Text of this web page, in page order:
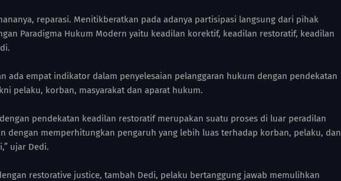
reparasi. Menitikberatkan pada adanya partisipasi langsung dari pihak
Paradigma Hukum Modern yaitu keadilan korektif, keadilan restoratif, keadilan
ada empat indikator dalam penyelesaian pelanggaran hukum dengan pendekatan
pelaku, korban, masyarakat dan aparat hukum.
pendekatan keadilan restoratif merupakan suatu proses di luar peradilan
dengan memperhitungkan pengaruh yang lebih luas terhadap korban, pelaku, dan
ujar Dedi.
restorative justice, tambah Dedi, pelaku bertanggung jawab memulihkan